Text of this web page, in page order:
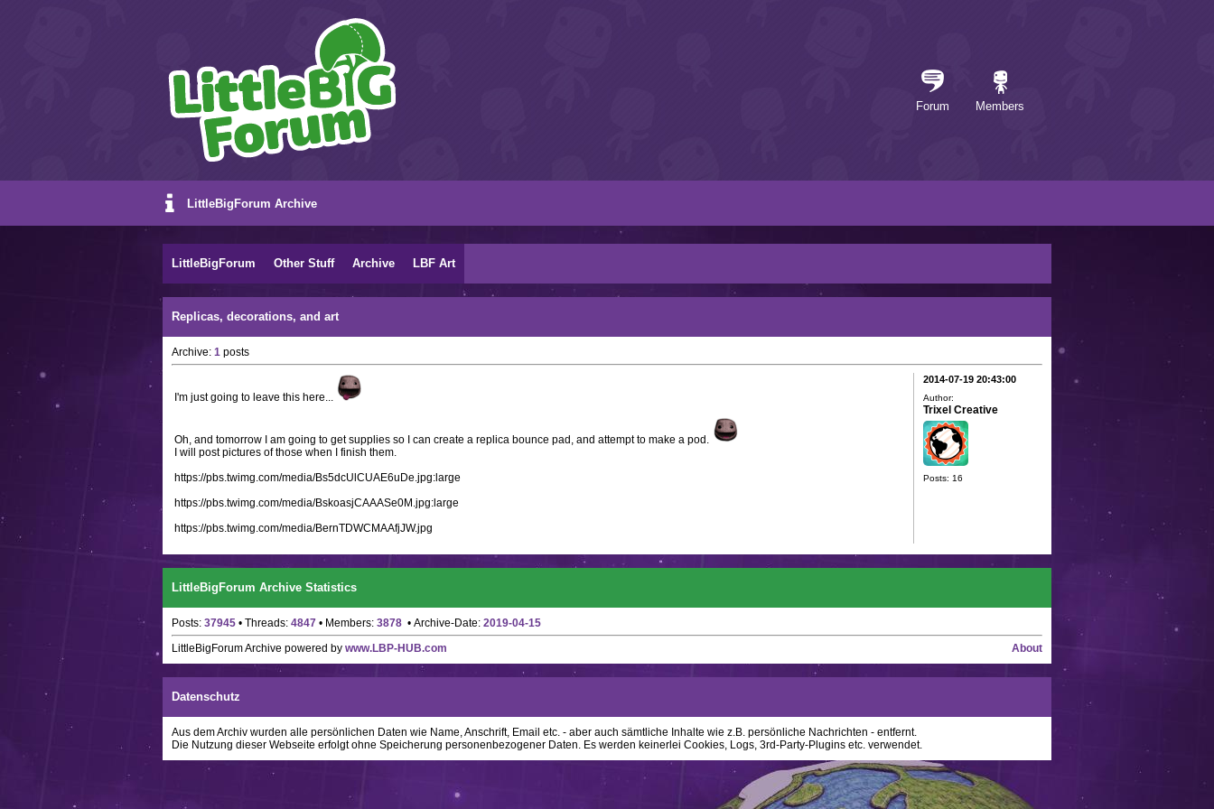
Forum Members
LittleBigForum Archive
LittleBigForum Other Stuff Archive LBF Art
Replicas, decorations, and art
Archive: 1 posts
I'm just going to leave this here...
Oh, and tomorrow I am going to get supplies so I can create a replica bounce pad, and attempt to make a pod.
I will post pictures of those when I finish them.
https://pbs.twimg.com/media/Bs5dcUlCUAE6uDe.jpg:large
https://pbs.twimg.com/media/BskoasjCAAASe0M.jpg:large
https://pbs.twimg.com/media/BernTDWCMAAfjJW.jpg
2014-07-19 20:43:00
Author:
Trixel Creative
Posts: 16
LittleBigForum Archive Statistics
Posts: 37945 • Threads: 4847 • Members: 3878 • Archive-Date: 2019-04-15
About
LittleBigForum Archive powered by www.LBP-HUB.com
Datenschutz
Aus dem Archiv wurden alle persönlichen Daten wie Name, Anschrift, Email etc. - aber auch sämtliche Inhalte wie z.B. persönliche Nachrichten - entfernt.
Die Nutzung dieser Webseite erfolgt ohne Speicherung personenbezogener Daten. Es werden keinerlei Cookies, Logs, 3rd-Party-Plugins etc. verwendet.